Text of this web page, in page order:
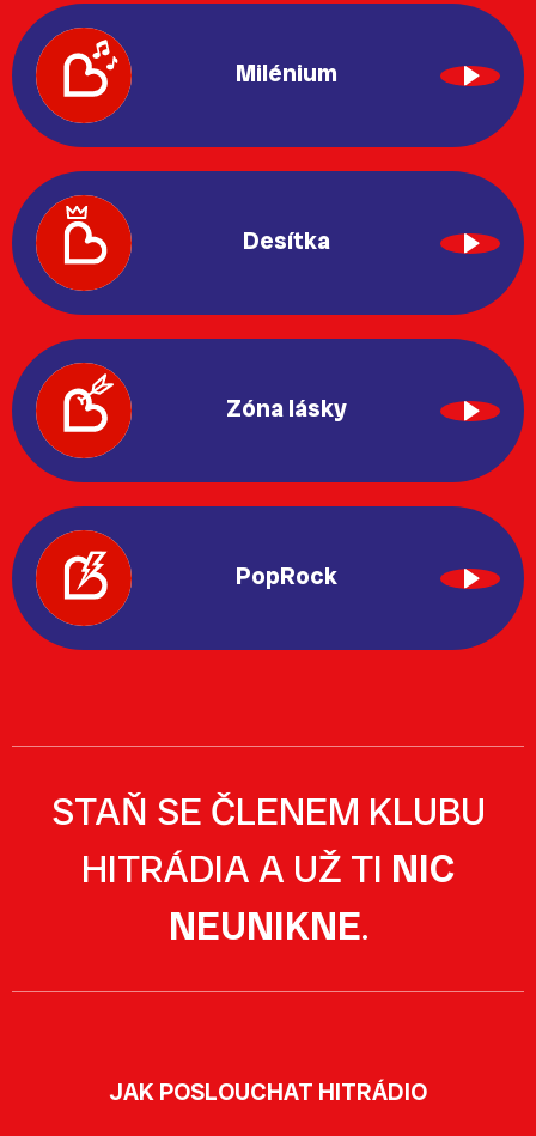
Milénium
Desítka
Zóna lásky
PopRock
STAŇ SE ČLENEM KLUBU
HITRÁDIA A UŽ TI NIC
NEUNIKNE.
JAK POSLOUCHAT HITRÁDIO